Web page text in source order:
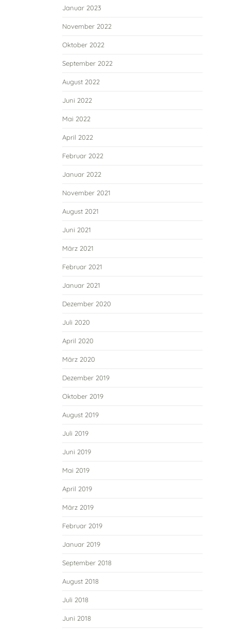
Januar 2023
November 2022
Oktober 2022
September 2022
August 2022
Juni 2022
Mai 2022
April 2022
Februar 2022
Januar 2022
November 2021
August 2021
Juni 2021
März 2021
Februar 2021
Januar 2021
Dezember 2020
Juli 2020
April 2020
März 2020
Dezember 2019
Oktober 2019
August 2019
Juli 2019
Juni 2019
Mai 2019
April 2019
März 2019
Februar 2019
Januar 2019
September 2018
August 2018
Juli 2018
Juni 2018